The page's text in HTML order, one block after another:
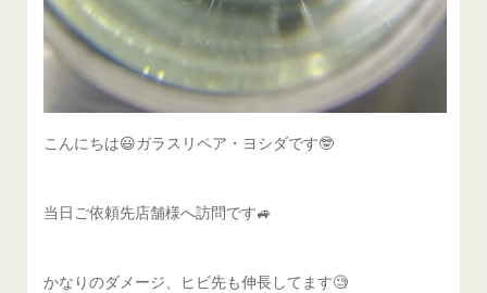
こんにちは😃ガラスリペア・ヨシダです🤓
当日ご依頼先店舗様へ訪問です🚙
かなりのダメージ、ヒビ先も伸長してます🧐